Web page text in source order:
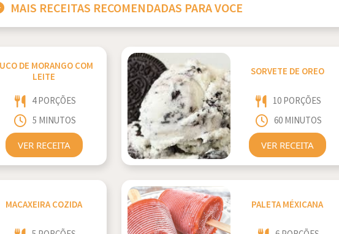
MAIS RECEITAS RECOMENDADAS PARA VOCE
DE MORANGO COM
LEITE
4 PORÇÕES
5 MINUTOS
VER RECEITA
SORVETE DE OREO
10 PORÇÕES
60 MINUTOS
VER RECEITA
MACAXEIRA COZIDA PALETA MÉXICANA